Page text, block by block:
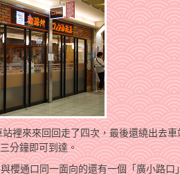
裡來來回回走了四次，最後還繞出去車
分鐘即可到達。
櫻通口同一面向的還有一個「廣小路口